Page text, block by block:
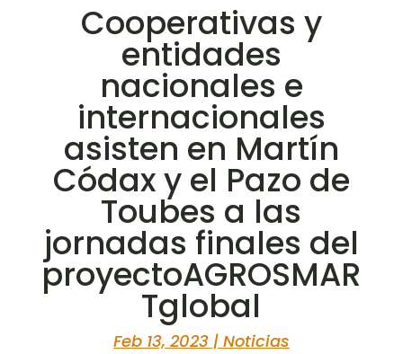
Cooperativas y
entidades
nacionales e
internacionales
asisten en Martín
Códax y el Pazo de
Toubes a las
jornadas finales del
proyectoAGROSMAR
Tglobal
Feb 13, 2023| Noticias